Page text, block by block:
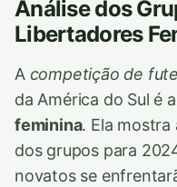
Análise dos
Libertadores
A competição de
da América do Sul é a
feminina. Ela mostra
dos grupos para
novatos se